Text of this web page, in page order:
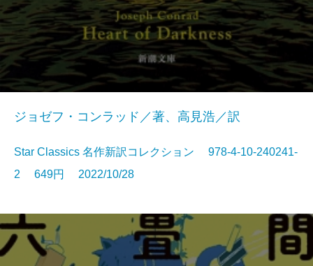
ジョゼフ・コンラッド／著、高見浩／訳
Star Classics 名作新訳コレクション 978-4-10-240241-
2 649円 2022/10/28